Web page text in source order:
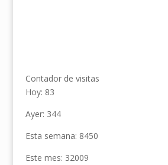
Contador de visitas
Hoy: 83
Ayer: 344
Esta semana: 8450
Este mes: 32009